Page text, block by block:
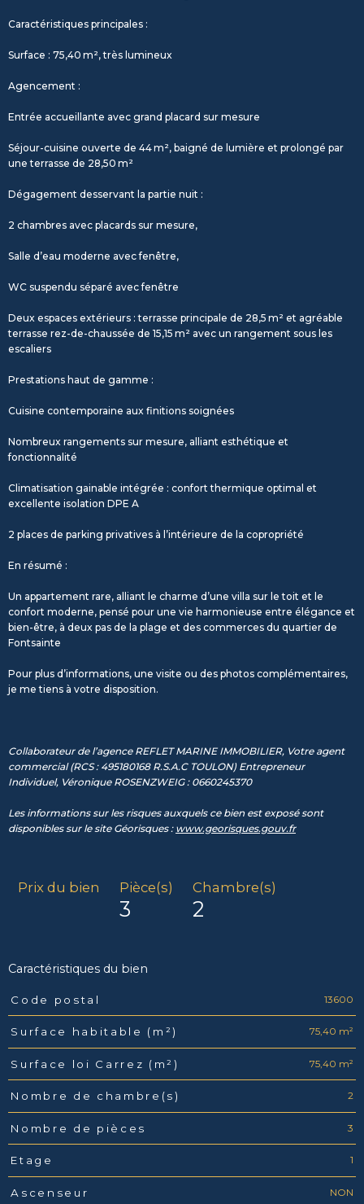
Caractéristiques principales :
Surface : 75,40 m², très lumineux
Agencement :
Entrée accueillante avec grand placard sur mesure
Séjour-cuisine ouverte de 44 m², baigné de lumière et prolongé par
une terrasse de 28,50 m²
Dégagement desservant la partie nuit :
2 chambres avec placards sur mesure,
Salle d’eau moderne avec fenêtre,
WC suspendu séparé avec fenêtre
Deux espaces extérieurs : terrasse principale de 28,5 m² et agréable
terrasse rez-de-chaussée de 15,15 m² avec un rangement sous les
escaliers
Prestations haut de gamme :
Cuisine contemporaine aux finitions soignées
Nombreux rangements sur mesure, alliant esthétique et
fonctionnalité
Climatisation gainable intégrée : confort thermique optimal et
excellente isolation DPE A
2 places de parking privatives à l’intérieure de la copropriété
En résumé :
Un appartement rare, alliant le charme d’une villa sur le toit et le
confort moderne, pensé pour une vie harmonieuse entre élégance et
bien-être, à deux pas de la plage et des commerces du quartier de
Fontsainte
Pour plus d’informations, une visite ou des photos complémentaires,
je me tiens à votre disposition.
Collaborateur de l’agence REFLET MARINE IMMOBILIER, Votre agent
commercial (RCS : 495180168 R.S.A.C TOULON) Entrepreneur
Individuel, Véronique ROSENZWEIG : 0660245370
Les informations sur les risques auxquels ce bien est exposé sont
disponibles sur le site Géorisques : www.georisques.gouv.fr
Prix du bien Pièce(s)
3
Chambre(s)
2
Caractéristiques du bien
Caractéristiques
Code postal 13600
Surface habitable (m²) 75,40 m²
Surface loi Carrez (m²) 75,40 m²
Nombre de chambre(s) 2
Nombre de pièces 3
Etage 1
Ascenseur NON